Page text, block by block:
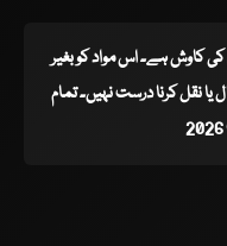
کی کاوش ہے۔ اس مواد کو بغیر
نقل کرنا درست نہیں۔ تمام